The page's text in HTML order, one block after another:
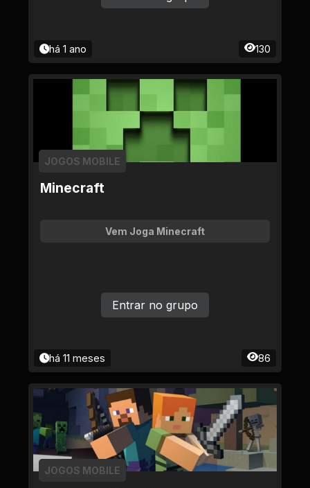
há 1 ano 130
Minecraft
JOGOS MOBILE
Vem Joga Minecraft
há 11 meses 86
Entrar no grupo
JOGOS MOBILE